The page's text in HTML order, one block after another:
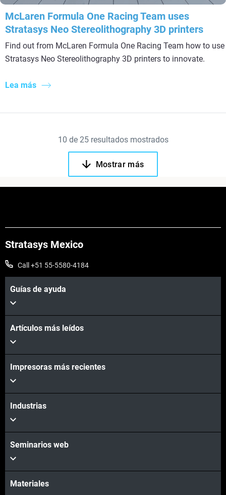
McLaren Formula One Racing Team uses
Stratasys Neo Stereolithography 3D printers
Find out from McLaren Formula One Racing Team how to use
Stratasys Neo Stereolithography 3D printers to innovate.
Lea más
10 de 25resultados mostrados
Mostrar más
Stratasys Mexico
Call +51 55-5580-4184
Guías de ayuda
Artículos más leídos
Impresoras más recientes
Industrias
Seminarios web
Materiales